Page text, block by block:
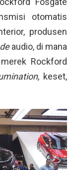
otomatis
produsen
audio, di mana
Rockford
, keset,